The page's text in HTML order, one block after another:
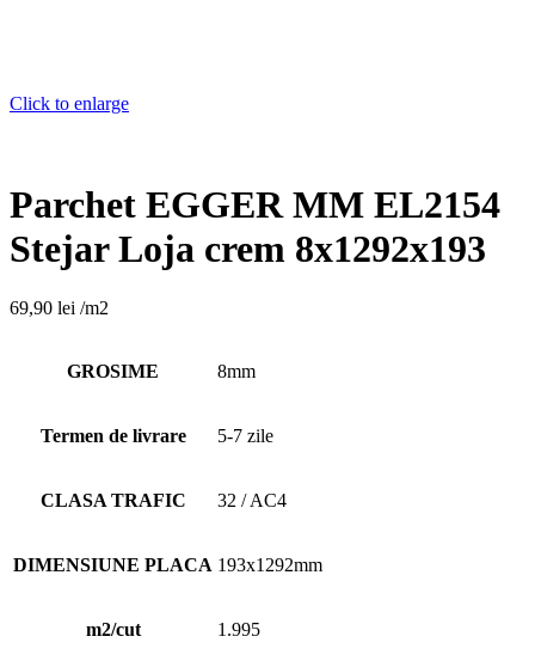
Click to enlarge
Parchet EGGER MM EL2154
Stejar Loja crem 8x1292x193
69,90 lei /m2
GROSIME 8mm
Termen de livrare 5-7 zile
CLASA TRAFIC 32 / AC4
DIMENSIUNE PLACA 193x1292mm
m2/cut 1.995